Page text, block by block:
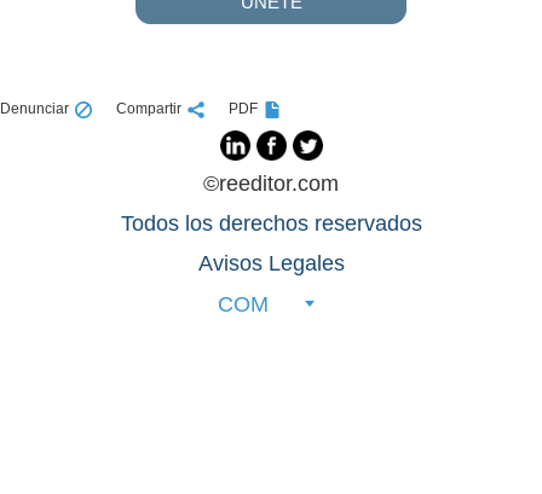
Denunciar Compartir PDF
©reeditor.com
Todos los derechos reservados
Avisos Legales